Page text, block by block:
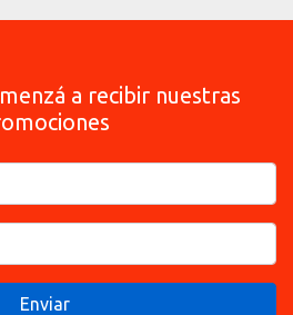
a recibir nuestras
Enviar